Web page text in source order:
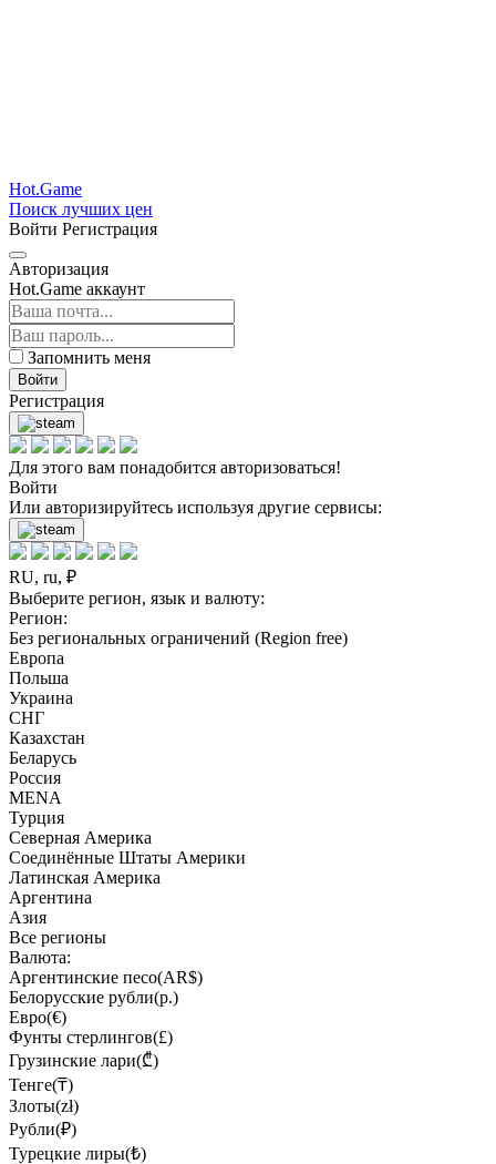
Hot.Game
Поиск лучших цен
Войти Регистрация
Авторизация
Hot.Game аккаунт
Запомнить меня
Войти
Регистрация
Для этого вам понадобится авторизоваться!
Войти
Или авторизируйтесь используя другие сервисы:
RU, ru, ₽
Выберите регион, язык и валюту:
Регион:
Без региональных ограничений (Region free)
Европа
Польша
Украина
СНГ
Казахстан
Беларусь
Россия
MENA
Турция
Северная Америка
Соединённые Штаты Америки
Латинская Америка
Аргентина
Азия
Все регионы
Валюта:
Аргентинские песо(AR$)
Белорусские рубли(р.)
Евро(€)
Фунты стерлингов(£)
Грузинские лари(₾)
Тенге(₸)
Злоты(zł)
Рубли(₽)
Турецкие лиры(₺)